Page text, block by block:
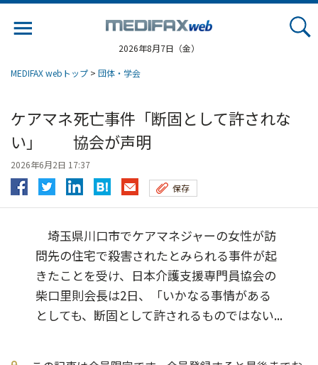
2026年8月7日（金）
MEDIFAX webトップ > 団体・学会
ケアマネ死亡事件「断固として許されな
い」 協会が声明
2026年6月2日 17:37
保存
埼玉県川口市でケアマネジャーの女性が訪
問先の住宅で殺害されたとみられる事件が起
きたことを受け、日本介護支援専門員協会の
柴口里則会長は2日、「いかなる事情がある
としても、断固として許されるものではない...